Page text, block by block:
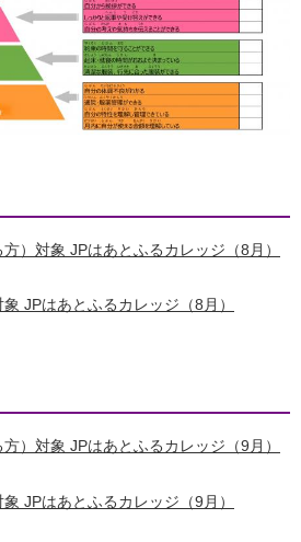
方）対象 JPはあとふるカレッジ（8月）
JPはあとふるカレッジ（8月）
方）対象 JPはあとふるカレッジ（9月）
JPはあとふるカレッジ（9月）